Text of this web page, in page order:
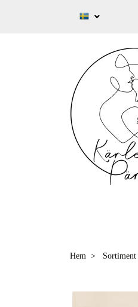
Hem Sortiment